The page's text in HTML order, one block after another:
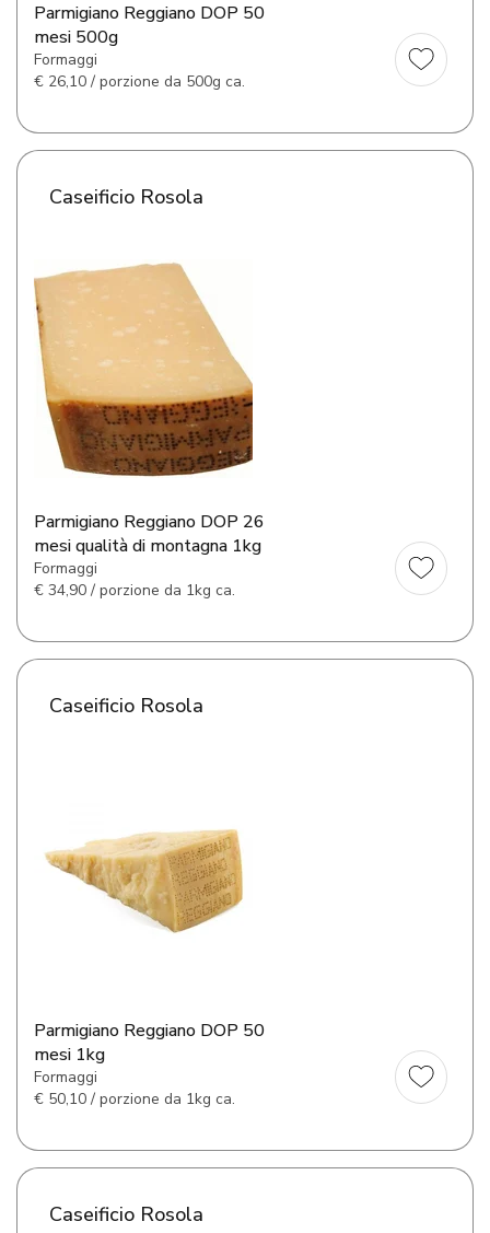
Parmigiano Reggiano DOP 50
mesi 500g
Formaggi
€ 26,10 / porzione da 500g ca.
Caseificio Rosola
Parmigiano Reggiano DOP 26
mesi qualità di montagna 1kg
Formaggi
€ 34,90 / porzione da 1kg ca.
Caseificio Rosola
Parmigiano Reggiano DOP 50
mesi 1kg
Formaggi
€ 50,10 / porzione da 1kg ca.
Caseificio Rosola